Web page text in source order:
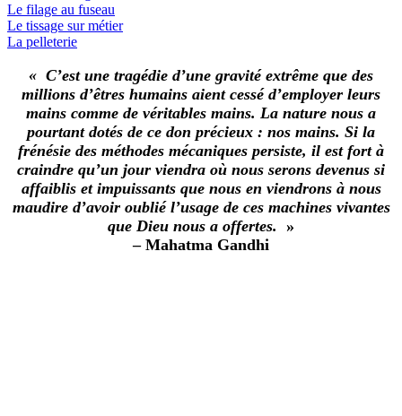
Le filage au fuseau
Le tissage sur métier
La pelleterie
« C’est une tragédie d’une gravité extrême que des
millions d’êtres humains aient cessé d’employer leurs
mains comme de véritables mains. La nature nous a
pourtant dotés de ce don précieux : nos mains. Si la
frénésie des méthodes mécaniques persiste, il est fort à
craindre qu’un jour viendra où nous serons devenus si
affaiblis et impuissants que nous en viendrons à nous
maudire d’avoir oublié l’usage de ces machines vivantes
que Dieu nous a offertes. »
– Mahatma Gandhi